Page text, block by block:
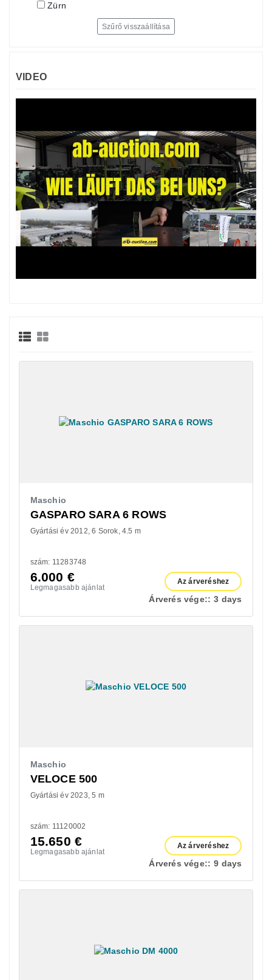
Zürn
Szűrő visszaállítása
VIDEO
Maschio
GASPARO SARA 6 ROWS
Gyártási év 2012 6 Sorok 4.5 m
szám: 11283748
6.000 €
Legmagasabb ajánlat
Az árveréshez
Árverés vége:: 3 days
Maschio
VELOCE 500
Gyártási év 2023 5 m
szám: 11120002
15.650 €
Legmagasabb ajánlat
Az árveréshez
Árverés vége:: 9 days